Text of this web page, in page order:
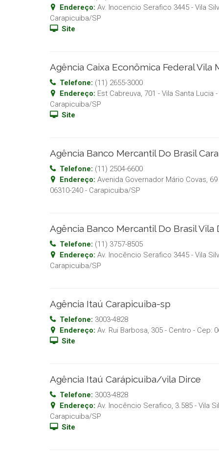
Endereço: Av. Inocencio Serafico 3445 - Vila
Carapicuiba/SP
Site
Agência Caixa Econômica Federal
Telefone: (11) 2655-3000
Endereço: Est Cabreuva, 701 - Vila Santa Lucia
Carapicuiba/SP
Site
Agência Banco Mercantil Do Brasil
Telefone: (11) 2504-6600
Endereço: Avenida Governador Mário Covas,
06310-240 - Carapicuiba/SP
Agência Banco Mercantil Do Brasil
Telefone: (11) 3757-8505
Endereço: Av. Inocêncio Serafico 3445 - Vila
Carapicuiba/SP
Agência Itaú Carapicuiba-sp
Telefone: 3003-4828
Endereço: Av. Rui Barbosa, 305 - Centro - Cep:
Site
Agência Itaú Carápicuiba/vila Dirce
Telefone: 3003-4828
Endereço: Av. Inocêncio Serafico, 3.585 - Vila
Carapicuiba/SP
Site